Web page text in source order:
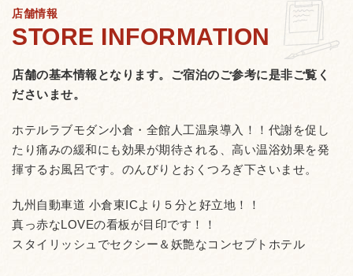
店舗情報
店舗の基本情報となります。 ご宿泊のご参考に是非ご覧く
ださいませ。
ホテルラブモダン小倉・全館人工温泉導入！！代謝を促し
たり痛みの緩和にも効果が期待される、高い温浴効果を発
揮するお風呂です。のんびりとおくつろぎ下さいませ。
九州自動車道 小倉東ICより５分と好立地！！
真っ赤なLOVEの看板が目印です！！
スタイリッシュでセクシー＆妖艶なコンセプトホテル